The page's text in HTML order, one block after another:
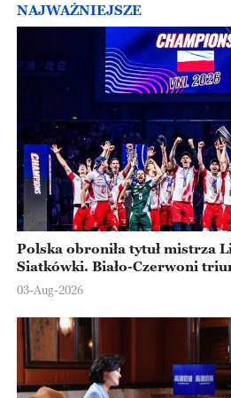
NAJWAŻNIEJSZE
Polska obroniła tytuł mistrza
Siatkówki. Biało-Czerwoni
Ningbo
03-Aug-2026